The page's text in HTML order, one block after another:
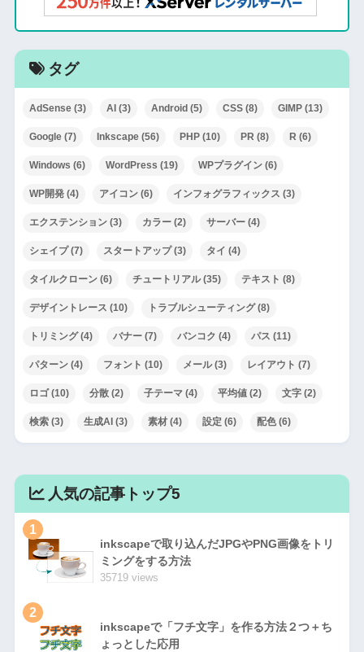
タグ
AdSense(3) AI (3) Android (5) CSS(8) GIMP(13)
Google(7) Inkscape(56) PHP(10) PR (8) R (6)
Windows (6) WordPress (19) WPプラグイン(6)
WP開発(4) アイコン(6) インフォグラフィックス (3)
エクステンション(3) カラー(2) サーバー(4)
シェイプ(7) スタートアップ(3) タイ (4)
タイルクローン(6) チュートリアル(35) テキスト (8)
デザイントレース (10) トラブルシューティング(8)
トリミング(4) バナー(7) バンコク (4) パス (11)
パターン(4) フォント (10) メール(3) レイアウト (7)
ロゴ(10) 分散(2) 子テーマ(4) 平均値(2) 文字(2)
検索(3) 生成AI (3) 素材(4) 設定 (6) 配色(6)
人気の記事トップ5
1
inkscapeで取り込んだJPGやPNG画像をトリ
ミングをする方法
35719 views
2
inkscapeで「フチ文字」を作る方法２つ＋ち
ょっとした応用